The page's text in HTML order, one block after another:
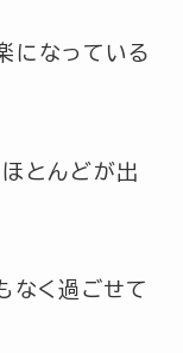
になっている
ほとんどが出
なく過ごせて